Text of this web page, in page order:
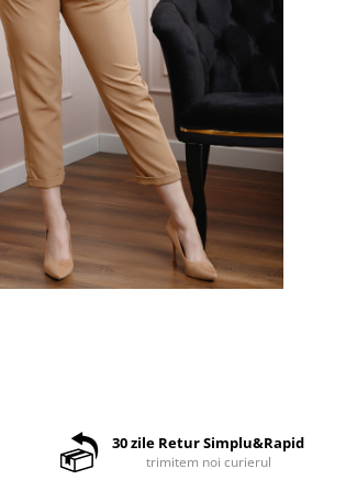
30 zile Retur Simplu&Rapid
trimitem noi curierul